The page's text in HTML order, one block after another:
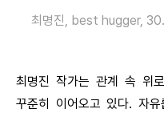
최명진, best hugger,
최명진 작가는 관계 속 위
꾸준히 이어오고 있다. 자